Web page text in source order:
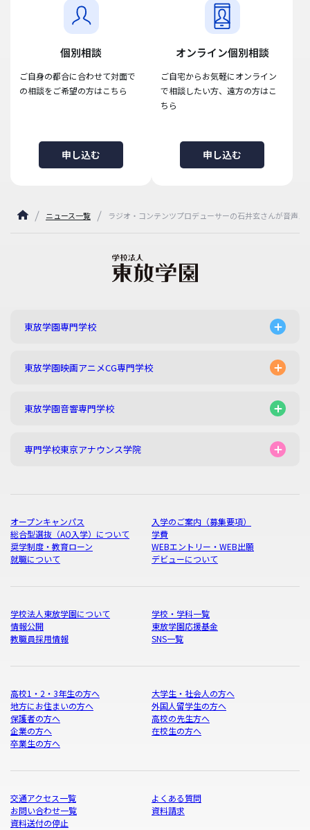
個別相談
ご自身の都合に合わせて対面で
の相談をご希望の方はこちら
申し込む
オンライン個別相談
ご自宅からお気軽にオンライン
で相談したい方、遠方の方はこ
ちら
申し込む
ニュース一覧 ラジオ・コンテンツプロデューサーの石井玄さんが音声
東放学園専門学校
東放学園映画アニメCG専門学校
東放学園音響専門学校
専門学校東京アナウンス学院
オープンキャンパス
入学のご案内（募集要項）
総合型選抜（AO入学）について
学費
奨学制度・教育ローン
WEBエントリー・WEB出願
就職について
デビューについて
学校法人東放学園について
学校・学科一覧
情報公開
東放学園応援基金
教職員採用情報
SNS一覧
高校1・2・3年生の方へ
大学生・社会人の方へ
地方にお住まいの方へ
外国人留学生の方へ
保護者の方へ
高校の先生方へ
企業の方へ
在校生の方へ
卒業生の方へ
交通アクセス一覧
よくある質問
お問い合わせ一覧
資料請求
資料送付の停止